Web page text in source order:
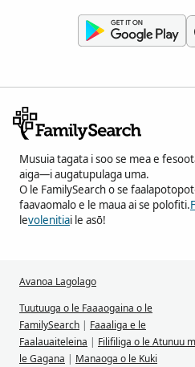
Musuia tagata i soo se mea e
aiga—i augatupulaga uma.
O le FamilySearch o se
faavaomalo e le maua ai se polofiti.
levolenitiai le asō!
Avanoa Lagolago
Tuutuuga o le Faaaogaina o le
FamilySearch | Faaaliga e le
Faalauaiteleina | Filifiliga o le Atunuu
le Gagana | Manaoga o le Kuki